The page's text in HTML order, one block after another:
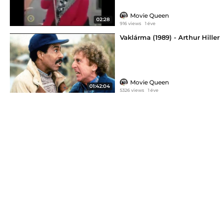
02:28
Movie Queen
916 views 1 éve
01:42:04
Vaklárma (1989) - Arthur Hiller
Movie Queen
5326 views 1 éve